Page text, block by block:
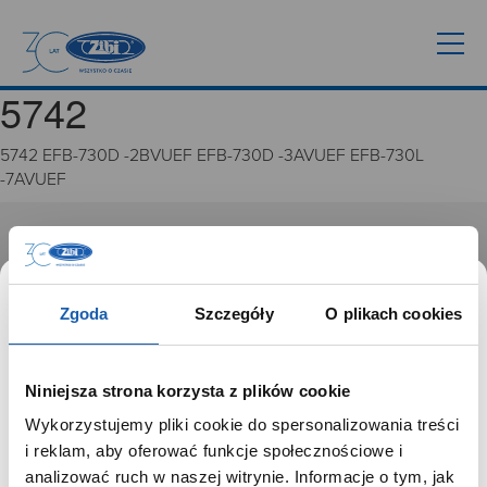
Zgoda Szczegóły O plikach cookies
Niniejsza strona korzysta z plików cookie
Wykorzystujemy pliki cookie do spersonalizowania treści
i reklam, aby oferować funkcje społecznościowe i
analizować ruch w naszej witrynie. Informacje o tym, jak
5742
5742 EFB-730D -2BVUEF EFB-730D -3AVUEF EFB-730L
-7AVUEF
GRUPA ZIBI
Misja, wizja i wartości Grupy Zibi
Ważne daty
Zgoda na ciasteczka
PRODUKTYSZANOWNY UŻYTKOWNIKU,
SZANOWNA UŻYTKOWNICZKO